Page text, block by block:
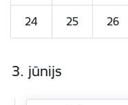
24 25 26
3. jūnijs